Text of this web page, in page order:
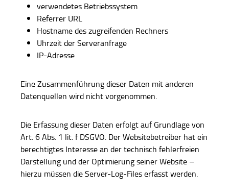
verwendetes Betriebssystem
Referrer URL
Hostname des zugreifenden Rechners
Uhrzeit der Serveranfrage
IP-Adresse
Eine Zusammenführung dieser Daten mit anderen
Datenquellen wird nicht vorgenommen.
Die Erfassung dieser Daten erfolgt auf Grundlage von
Art. 6 Abs. 1 lit. f DSGVO. Der Websitebetreiber hat ein
berechtigtes Interesse an der technisch fehlerfreien
Darstellung und der Optimierung seiner Website –
hierzu müssen die Server-Log-Files erfasst werden.